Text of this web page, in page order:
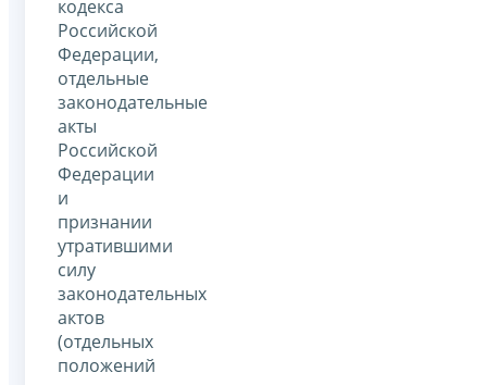
кодекса
Российской
Федерации,
отдельные
законодательные
акты
Российской
Федерации
и
признании
утратившими
силу
законодательных
актов
(отдельных
положений